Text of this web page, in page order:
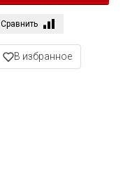
Сравнить
В избранное